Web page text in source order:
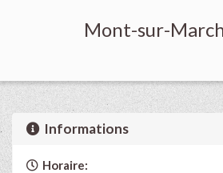
Mont-sur-
Informations
Horaire: